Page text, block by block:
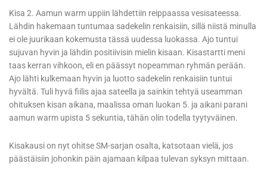
Kisa 2. Aamun warm uppiin lähdettiin reippaassa vesisateessa.
Lähdin hakemaan tuntumaa sadekelin renkaisiin, sillä niistä minulla
ei ole juurikaan kokemusta tässä uudessa luokassa. Ajo tuntui
sujuvan hyvin ja lähdin positiivisin mielin kisaan. Kisastartti meni
taas kerran vihkoon, eli en päässyt nopeamman ryhmän perään.
Ajo lähti kulkemaan hyvin ja luotto sadekelin renkaisiin tuntui
hyvältä. Tuli hyvä fiilis ajaa sateella ja sainkin tehtyä useamman
ohituksen kisan aikana, maalissa oman luokan 5. ja aikani parani
aamun warm upista 5 sekuntia, tähän olin todella tyytyväinen.
Kisakausi on nyt ohitse SM-sarjan osalta, katsotaan vielä, jos
päästäisiin johonkin päin ajamaan kilpaa tulevan syksyn mittaan.